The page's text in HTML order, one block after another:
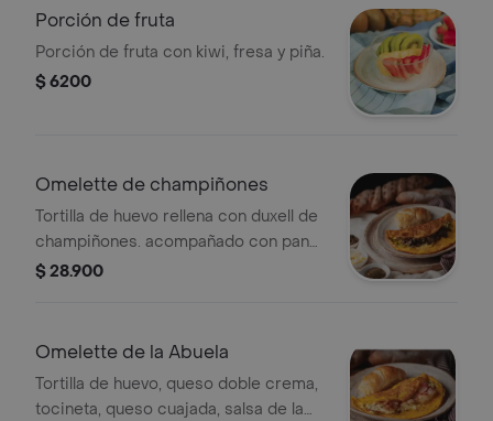
crocante
Porción de fruta
Porción de fruta con kiwi, fresa y piña.
$ 6200
Omelette de champiñones
Tortilla de huevo rellena con duxell de
champiñones. acompañado con pan
leche.
$ 28.900
Omelette de la Abuela
Tortilla de huevo, queso doble crema,
tocineta, queso cuajada, salsa de la